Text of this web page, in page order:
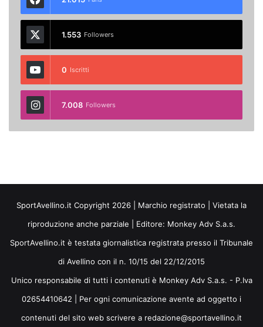
1.553 Followers
0 Iscritti
7.008 Followers
SportAvellino.it Copyright 2026 | Marchio registrato | Vietata la
riproduzione anche parziale | Editore: Monkey Adv S.a.s.
SportAvellino.it è testata giornalistica registrata presso il Tribunale
di Avellino con il n. 10/15 del 22/12/2015
Unico responsabile di tutti i contenuti è Monkey Adv S.a.s. - P.Iva
02654410642 | Per ogni comunicazione avente ad oggetto i
contenuti del sito web scrivere a redazione@sportavellino.it